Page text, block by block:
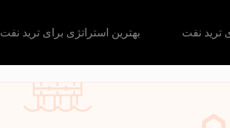
ترید نفت بهترین استراتژی برای ترید نفت